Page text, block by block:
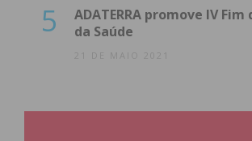
5
ADATERRA promove IV Fim
da Saúde
21 DE MAIO 2021